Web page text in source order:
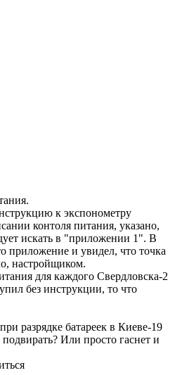
к экспонометру
контоля питания, указано,
искать в "приложении 1". В
приложение и увидел, что точка
настройщиком.
для каждого Свердловска-2
без инструкции, то что
разрядке батареек в Киеве-19
Или просто гаснет и